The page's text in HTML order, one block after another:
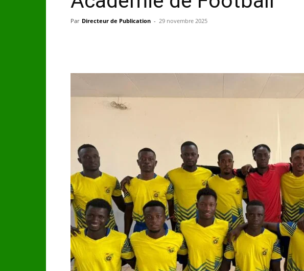
Par Directeur de Publication - 29 novembre 2025